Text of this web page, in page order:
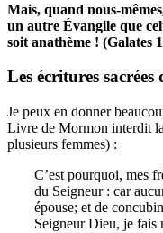
Mais, quand nous-
un autre Évangile que
soit anathème ! (Galates
Les écritures
Je peux en donner
Livre de Mormon interdit
plusieurs femmes) :
C’est pourquoi, mes
du Seigneur : car
épouse; et de
Seigneur Dieu, je fais